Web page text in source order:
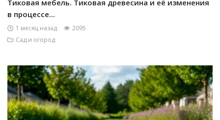
Тиковая мебель. Тиковая древесина и её изменения
в процессе...
1 месяц назад
2095
Сад и огород